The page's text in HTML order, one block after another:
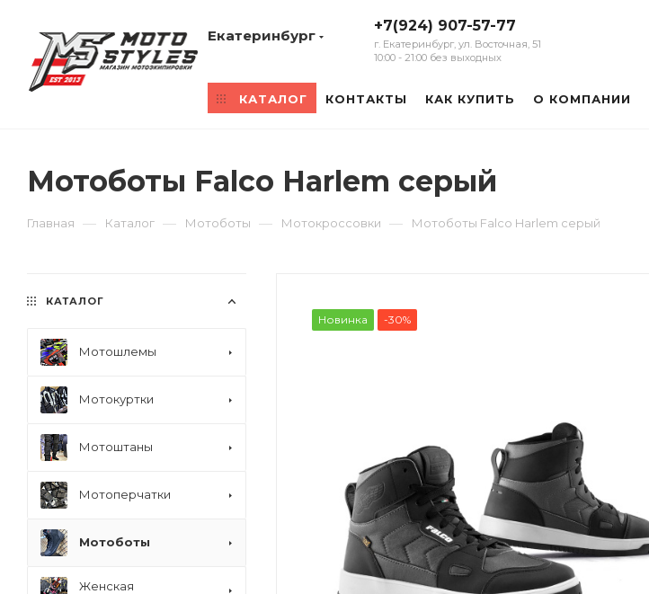
Екатеринбург
+7(924) 907-57-77
г. Екатеринбург, ул. Восточная, 51
10:00 - 21:00 без выходных
КАТАЛОГ КОНТАКТЫ КАК КУПИТЬ О КОМПАНИИ
Мотоботы Falco Harlem серый
Главная — Каталог — Мотоботы — Мотокроссовки — Мотоботы Falco Harlem серый
Новинка -30%
КАТАЛОГ
Мотошлемы
Мотокуртки
Мотоштаны
Мотоперчатки
Мотоботы
Женская